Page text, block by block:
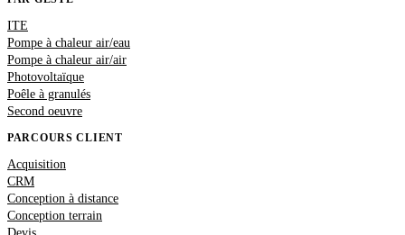
ITE
Pompe à chaleur air/eau
Pompe à chaleur air/air
Photovoltaïque
Poêle à granulés
Second oeuvre
PARCOURS CLIENT
Acquisition
CRM
Conception à distance
Conception terrain